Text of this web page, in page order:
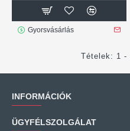
Gyorsvásárlás
Tételek: 1 -
INFORMÁCIÓK
ÜGYFÉLSZOLGÁLAT